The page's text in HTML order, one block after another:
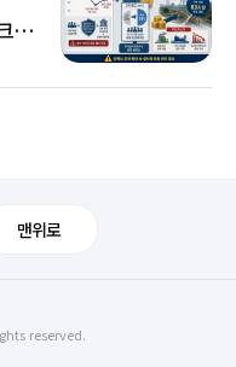
맨위로
reserved.